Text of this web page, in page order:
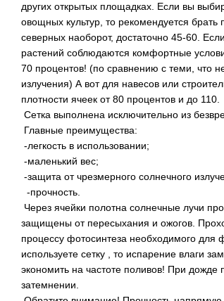
других открытых площадках. Если вы
овощных культур, то рекомендуется
северных наоборот, достаточно 45-60.
растений соблюдаются комфортные
70 процентов! (по сравнению с теми, что
излучения) А вот для навесов или
плотности ячеек от 80 процентов и до 110.
Сетка выполнена исключительно из
Главные преимущества:
-легкость в использовании;
-маленький вес;
-защита от чрезмерного солнечного
-прочность.
Через ячейки полотна солнечные лучи
защищены от пересыхания и ожогов.
процессу фотосинтеза необходимого для
используете сетку , то испарение влаги
экономить на частоте поливов! При
затемнении.